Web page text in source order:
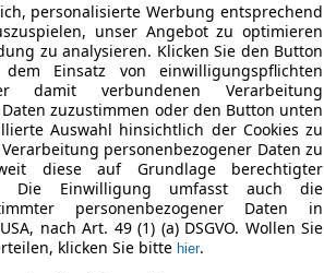
personalisierte Werbung entsprechend
unser Angebot zu optimieren
zu analysieren. Klicken Sie den Button
Einsatz von einwilligungspflichten
damit verbundenen Verarbeitung
zuzustimmen oder den Button unten
Auswahl hinsichtlich der Cookies zu
personenbezogener Daten zu
diese auf Grundlage berechtigter
Die Einwilligung umfasst auch die
personenbezogener Daten in
nach Art. 49 (1) (a) DSGVO. Wollen Sie
klicken Sie bitte hier.